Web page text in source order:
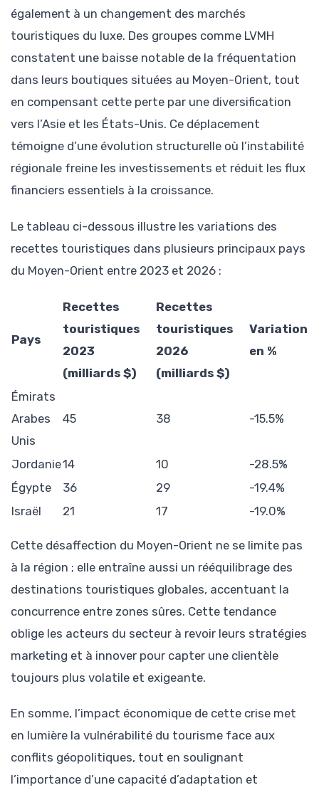
également à un changement des marchés
touristiques du luxe. Des groupes comme LVMH
constatent une baisse notable de la fréquentation
dans leurs boutiques situées au Moyen-Orient, tout
en compensant cette perte par une diversification
vers l’Asie et les États-Unis. Ce déplacement
témoigne d’une évolution structurelle où l’instabilité
régionale freine les investissements et réduit les flux
financiers essentiels à la croissance.
Le tableau ci-dessous illustre les variations des
recettes touristiques dans plusieurs principaux pays
du Moyen-Orient entre 2023 et 2026 :
Pays
Recettes
touristiques
2023
(milliards $)
Recettes
touristiques
2026
(milliards $)
Variation
en %
Émirats
Arabes
Unis
45 38 -15.5%
Jordanie14 10
-28.5%
Égypte
36 29
-19.4%
Israël
21 17 -19.0%
Cette désaffection du Moyen-Orient ne se limite pas
à la région ; elle entraîne aussi un rééquilibrage des
destinations touristiques globales, accentuant la
concurrence entre zones sûres. Cette tendance
oblige les acteurs du secteur à revoir leurs stratégies
marketing et à innover pour capter une clientèle
toujours plus volatile et exigeante.
En somme, l’impact économique de cette crise met
en lumière la vulnérabilité du tourisme face aux
conflits géopolitiques, tout en soulignant
l’importance d’une capacité d’adaptation et